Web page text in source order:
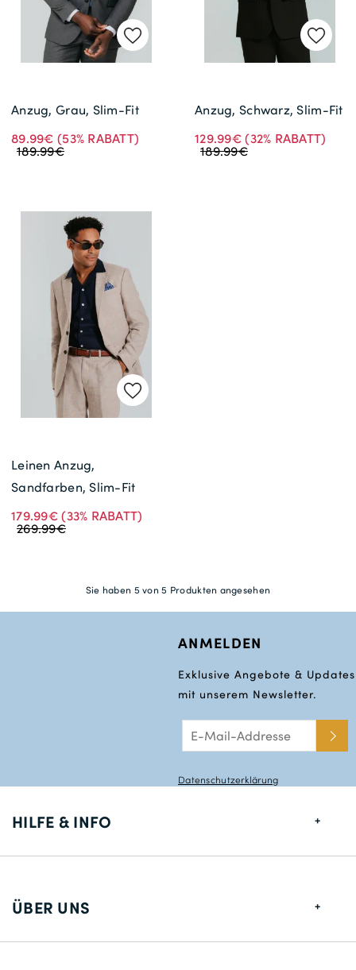
Anzug, Grau, Slim-Fit
89.99€ (53% RABATT)
189.99€
Anzug, Schwarz, Slim-Fit
129.99€(32% RABATT)
189.99€
Leinen Anzug,
Sandfarben, Slim-Fit
179.99€(33% RABATT)
269.99€
Sie haben 5 von 5 Produkten angesehen
ANMELDEN
Exklusive Angebote & Updates
mit unserem Newsletter.
Datenschutzerklärung
HILFE & INFO
Lieferung
ÜBER UNS